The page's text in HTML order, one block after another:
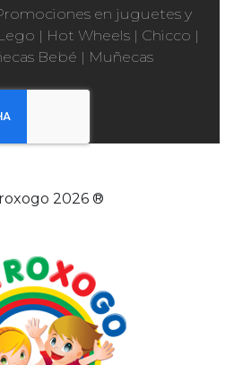
en juguetes y
| Hot Wheels | Chicco |
Bebé | Muñecas
2026 ®